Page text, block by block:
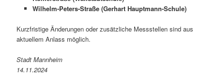
Wilhelm-Peters-Straße (Gerhart Hauptmann-Schule)
Kurzfristige Änderungen oder zusätzliche Messstellen sind aus
aktuellem Anlass möglich.
Stadt Mannheim
14.11.2024